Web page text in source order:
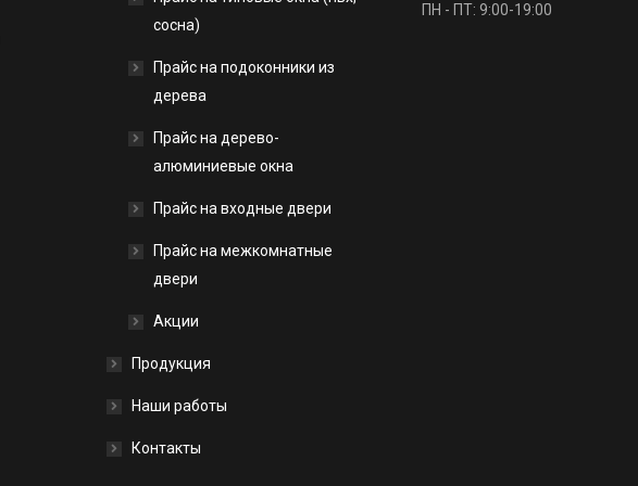
сосна)
Прайс на подоконники из
дерева
Прайс на дерево-
алюминиевые окна
Прайс на входные двери
Прайс на межкомнатные
двери
Акции
Продукция
Наши работы
Контакты
ПН - ПТ: 9:00-19:00